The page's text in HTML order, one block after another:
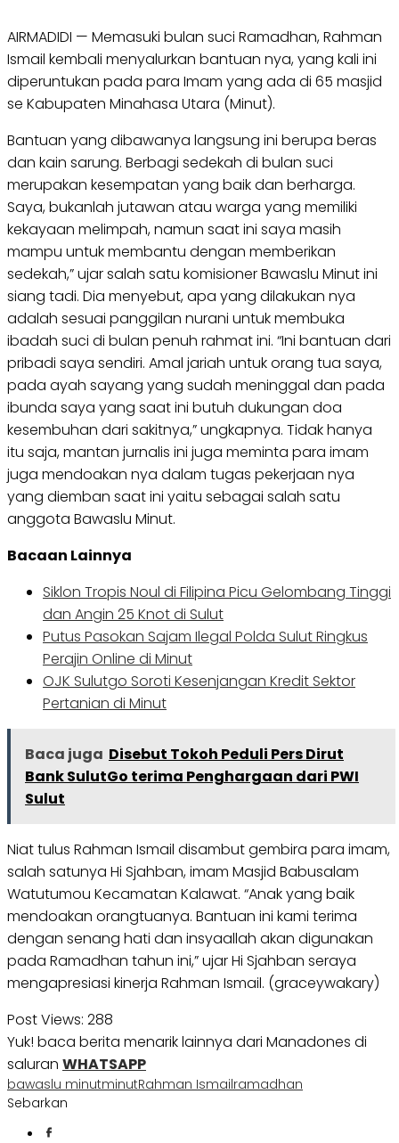
AIRMADIDI — Memasuki bulan suci Ramadhan, Rahman
Ismail kembali menyalurkan bantuan nya, yang kali ini
diperuntukan pada para Imam yang ada di 65 masjid
se Kabupaten Minahasa Utara (Minut).
Bantuan yang dibawanya langsung ini berupa beras
dan kain sarung. Berbagi sedekah di bulan suci
merupakan kesempatan yang baik dan berharga.
Saya, bukanlah jutawan atau warga yang memiliki
kekayaan melimpah, namun saat ini saya masih
mampu untuk membantu dengan memberikan
sedekah,” ujar salah satu komisioner Bawaslu Minut ini
siang tadi. Dia menyebut, apa yang dilakukan nya
adalah sesuai panggilan nurani untuk membuka
ibadah suci di bulan penuh rahmat ini. “Ini bantuan dari
pribadi saya sendiri. Amal jariah untuk orang tua saya,
pada ayah sayang yang sudah meninggal dan pada
ibunda saya yang saat ini butuh dukungan doa
kesembuhan dari sakitnya,” ungkapnya. Tidak hanya
itu saja, mantan jurnalis ini juga meminta para imam
juga mendoakan nya dalam tugas pekerjaan nya
yang diemban saat ini yaitu sebagai salah satu
anggota Bawaslu Minut.
Bacaan Lainnya
Siklon Tropis Noul di Filipina Picu Gelombang Tinggi
dan Angin 25 Knot di Sulut
Putus Pasokan Sajam Ilegal Polda Sulut Ringkus
Perajin Online di Minut
OJK Sulutgo Soroti Kesenjangan Kredit Sektor
Pertanian di Minut
Baca juga Disebut Tokoh Peduli Pers Dirut
Bank SulutGo terima Penghargaan dari PWI
Sulut
Niat tulus Rahman Ismail disambut gembira para imam,
salah satunya Hi Sjahban, imam Masjid Babusalam
Watutumou Kecamatan Kalawat. “Anak yang baik
mendoakan orangtuanya. Bantuan ini kami terima
dengan senang hati dan insyaallah akan digunakan
pada Ramadhan tahun ini,” ujar Hi Sjahban seraya
mengapresiasi kinerja Rahman Ismail. (graceywakary)
Post Views: 288
Yuk! baca berita menarik lainnya dari Manadones di
saluran WHATSAPP
bawaslu minutminutRahman Ismailramadhan
Sebarkan